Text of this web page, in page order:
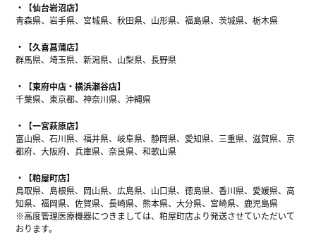
【仙台岩沼店】
青森県、岩手県、宮城県、秋田県、山形県、福島県、茨城県、栃木県
【久喜菖蒲店】
群馬県、埼玉県、新潟県、山梨県、長野県
【東府中店・横浜瀬谷店】
千葉県、東京都、神奈川県、沖縄県
【一宮萩原店】
富山県、石川県、福井県、岐阜県、静岡県、愛知県、三重県、滋賀県、京
都府、大阪府、兵庫県、奈良県、和歌山県
【粕屋町店】
鳥取県、島根県、岡山県、広島県、山口県、徳島県、香川県、愛媛県、高
知県、福岡県、佐賀県、長崎県、熊本県、大分県、宮崎県、鹿児島県
※高度管理医療機器につきましては、粕屋町店より発送させていただいて
おります。